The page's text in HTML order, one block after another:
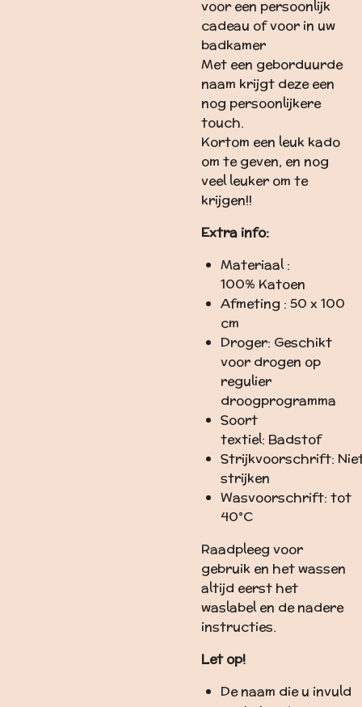
voor een persoonlijk
cadeau of voor in uw
badkamer
Met een geborduurde
naam krijgt deze een
nog persoonlijkere
touch.
Kortom een leuk kado
om te geven, en nog
veel leuker om te
krijgen!!
Extra info:
Materiaal :
100% Katoen
Afmeting : 50 x 100
cm
Droger: Geschikt
voor drogen op
regulier
droogprogramma
Soort
textiel: Badstof
Strijkvoorschrift:
strijken
Wasvoorschrift: tot
40°C
Raadpleeg voor
gebruik en het wassen
altijd eerst het
waslabel en de nadere
instructies.
Let op!
De naam die u invuld